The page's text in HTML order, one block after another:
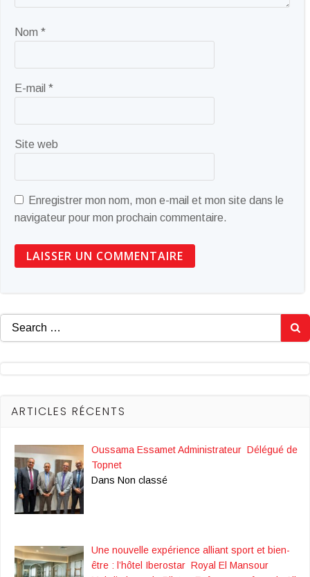
Nom *
E-mail *
Site web
Enregistrer mon nom, mon e-mail et mon site dans le
navigateur pour mon prochain commentaire.
Search
for:
ARTICLES RÉCENTS
Oussama Essamet Administrateur Délégué de
Topnet
Dans Non classé
Une nouvelle expérience alliant sport et bien-
être : l’hôtel Iberostar Royal El Mansour